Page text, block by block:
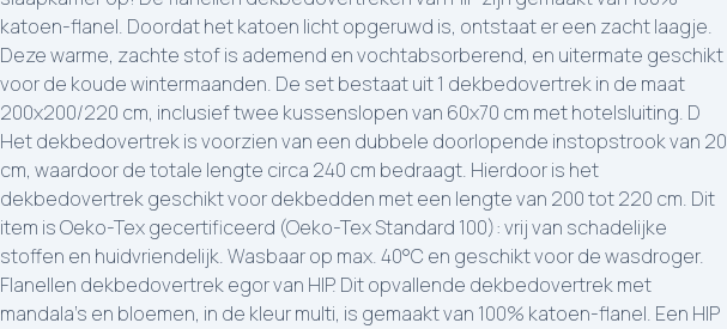
katoen-flanel. Doordat het katoen licht opgeruwd is, ontstaat er een zacht laagje.
Deze warme, zachte stof is ademend en vochtabsorberend, en uitermate geschikt
voor de koude wintermaanden. De set bestaat uit 1 dekbedovertrek in de maat
200x200/220 cm, inclusief twee kussenslopen van 60x70 cm met hotelsluiting. D
Het dekbedovertrek is voorzien van een dubbele doorlopende instopstrook van 20
cm, waardoor de totale lengte circa 240 cm bedraagt. Hierdoor is het
dekbedovertrek geschikt voor dekbedden met een lengte van 200 tot 220 cm. Dit
item is Oeko-Tex gecertificeerd (Oeko-Tex Standard 100): vrij van schadelijke
stoffen en huidvriendelijk. Wasbaar op max. 40°C en geschikt voor de wasdroger.
Flanellen dekbedovertrek egor van HIP. Dit opvallende dekbedovertrek met
mandala's en bloemen, in de kleur multi, is gemaakt van 100% katoen-flanel. Een HIP